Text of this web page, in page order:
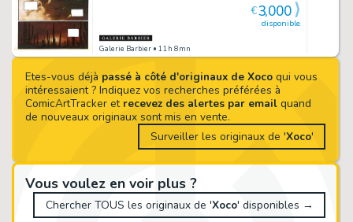
Etes-vous déjà passé à côté d'originaux de Xocoqui vous
intéressaient ? Indiquez vos recherches préférées à
ComicArtTracker et recevez des alertes par emailquand
de nouveaux originaux sont mis en vente.
Surveiller les originaux de 'Xoco'
Vous voulez en voir plus ?
Chercher TOUS les originaux de 'Xoco' disponibles →
Galerie Barbier • 11h 8mn
disponible
€3,000